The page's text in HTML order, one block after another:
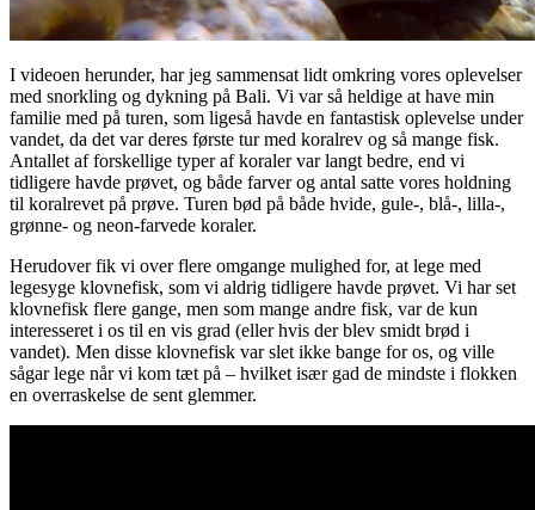
I videoen herunder, har jeg sammensat lidt omkring vores oplevelser
med snorkling og dykning på Bali. Vi var så heldige at have min
familie med på turen, som ligeså havde en fantastisk oplevelse under
vandet, da det var deres første tur med koralrev og så mange fisk.
Antallet af forskellige typer af koraler var langt bedre, end vi
tidligere havde prøvet, og både farver og antal satte vores holdning
til koralrevet på prøve. Turen bød på både hvide, gule-, blå-, lilla-,
grønne- og neon-farvede koraler.
Herudover fik vi over flere omgange mulighed for, at lege med
legesyge klovnefisk, som vi aldrig tidligere havde prøvet. Vi har set
klovnefisk flere gange, men som mange andre fisk, var de kun
interesseret i os til en vis grad (eller hvis der blev smidt brød i
vandet). Men disse klovnefisk var slet ikke bange for os, og ville
sågar lege når vi kom tæt på – hvilket især gad de mindste i flokken
en overraskelse de sent glemmer.